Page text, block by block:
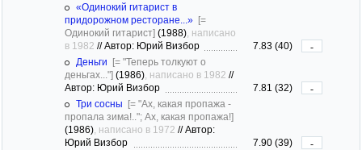
«Одинокий гитарист в
придорожном ресторане...» [=
Одинокий гитарист] (1988) , написано
в 1982 //Автор: Юрий Визбор 7.83 (40)
-
Деньги [= "Теперь толкуют о
деньгах..."] (1986) , написано в 1982 //
Автор: Юрий Визбор
7.81 (32)
-
Три сосны [= "Ах, какая пропажа -
пропала зима!.."; Ах, какая пропажа!]
(1986) , написано в 1972 //Автор:
Юрий Визбор
7.90 (39)
-